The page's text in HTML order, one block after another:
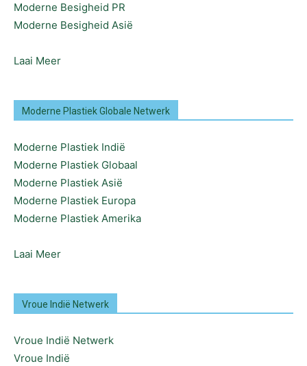
Moderne Besigheid PR
Moderne Besigheid Asië
Laai Meer
Moderne Plastiek Globale Netwerk
Moderne Plastiek Indië
Moderne Plastiek Globaal
Moderne Plastiek Asië
Moderne Plastiek Europa
Moderne Plastiek Amerika
Laai Meer
Vroue Indië Netwerk
Vroue Indië Netwerk
Vroue Indië